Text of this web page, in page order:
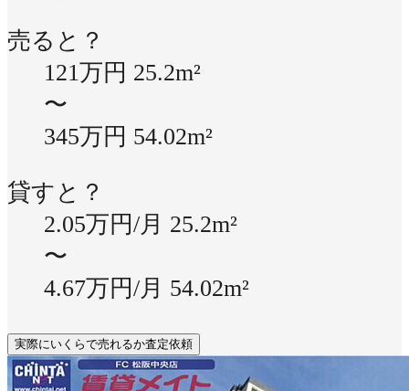
売ると？
121万円 25.2m²
〜
345万円 54.02m²
貸すと？
2.05万円/月 25.2m²
〜
4.67万円/月 54.02m²
実際にいくらで売れるか査定依頼